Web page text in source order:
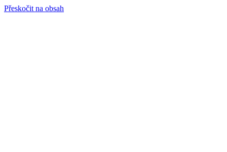
Přeskočit na obsah